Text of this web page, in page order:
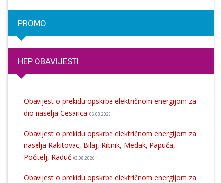
PROMO
HEP OBAVIJESTI
Obavijest o prekidu opskrbe električnom energijom za
dio naselja Cesarica 06.08.2026
Obavijest o prekidu opskrbe električnom energijom za
naselja Rakitovac, Bilaj, Ribnik, Medak, Papuča,
Počitelj, Raduč 03.08.2026
Obavijest o prekidu opskrbe električnom energijom za